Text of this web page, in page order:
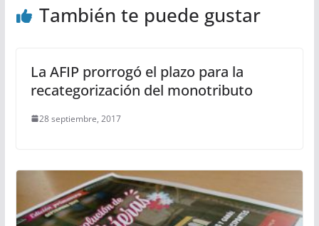
También te puede gustar
La AFIP prorrogó el plazo para la
recategorización del monotributo
28 septiembre, 2017